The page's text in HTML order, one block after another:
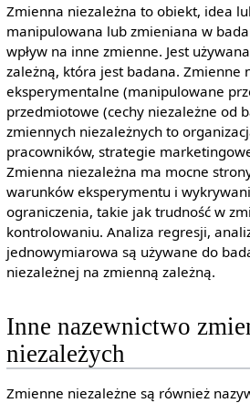
Zmienna niezależna to obiekt, idea
manipulowana lub zmieniana w
wpływ na inne zmienne. Jest
zależną, która jest badana. Zmienne
eksperymentalne (manipulowane
przedmiotowe (cechy niezależne od
zmiennych niezależnych to
pracowników, strategie
Zmienna niezależna ma mocne
warunków eksperymentu i
ograniczenia, takie jak trudność w
kontrolowaniu. Analiza regresji,
jednowymiarowa są używane do
niezależnej na zmienną zależną.
Inne nazewnictwo
niezależych
Zmienne niezależne są również